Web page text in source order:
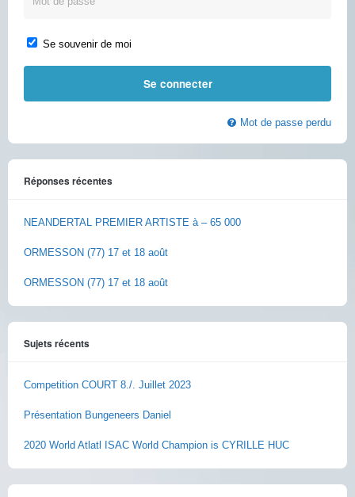
Se souvenir de moi
Mot de passe perdu
Réponses récentes
NEANDERTAL PREMIER ARTISTE à – 65 000
ORMESSON (77) 17 et 18 août
ORMESSON (77) 17 et 18 août
Sujets récents
Competition COURT 8./. Juillet 2023
Présentation Bungeneers Daniel
2020 World Atlatl ISAC World Champion is CYRILLE HUC